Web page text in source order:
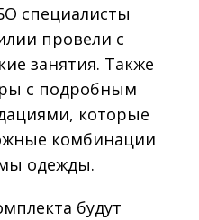
специалисты
провели с
занятия. Также
с подробным
которые
комбинации
одежды.
будут